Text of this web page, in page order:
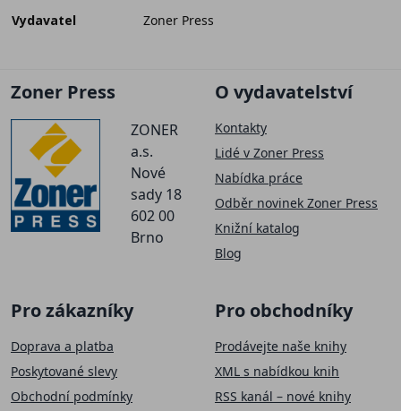
Vydavatel
Zoner Press
Zoner Press
ZONER
a.s.
Nové
sady 18
602 00
Brno
O vydavatelství
Kontakty
Lidé v Zoner Press
Nabídka práce
Odběr novinek Zoner Press
Knižní katalog
Blog
Pro zákazníky
Doprava a platba
Poskytované slevy
Obchodní podmínky
Pro obchodníky
Prodávejte naše knihy
XML s nabídkou knih
RSS kanál – nové knihy